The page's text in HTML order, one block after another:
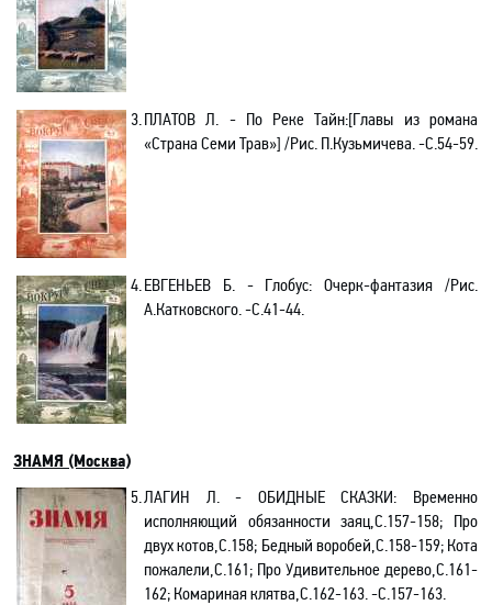
3.ПЛАТОВ Л. - По Реке Тайн:[Главы из романа
«Страна Семи Трав»] /Рис. П.Кузьмичева. -С.54-59.
4.ЕВГЕНЬЕВ Б. - Глобус: Очерк-фантазия /Рис.
А.Катковского. -C.41-44.
ЗНАМЯ (Москва)
5.ЛАГИН Л. - ОБИДНЫЕ СКАЗКИ: Временно
исполняющий обязанности заяц,С.157-158; Про
двух котов,С.158; Бедный воробей,С.158-159; Кота
пожалели,С.161; Про Удивительное дерево,С.161-
162; Комариная клятва,С.162-163.-С.157-163.